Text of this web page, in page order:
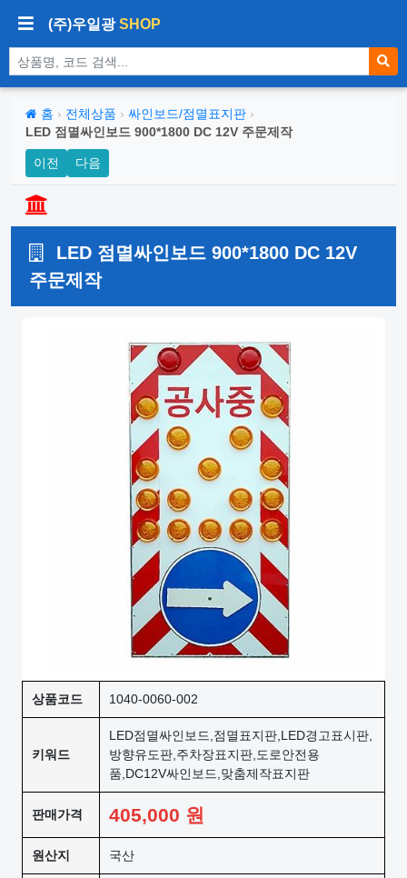
(주)우일광SHOP
상품 검색
홈 › 전체상품 › 싸인보드/점멸표지판 ›
LED 점멸싸인보드 900*1800 DC 12V 주문제작
이전 다음
LED 점멸싸인보드 900*1800 DC 12V
주문제작
상품코드 1040-0060-002
키워드
LED점멸싸인보드,점멸표지판,LED경고표시판,
방향유도판,주차장표지판,도로안전용
품,DC12V싸인보드,맞춤제작표지판
판매가격 405,000 원
원산지 국산